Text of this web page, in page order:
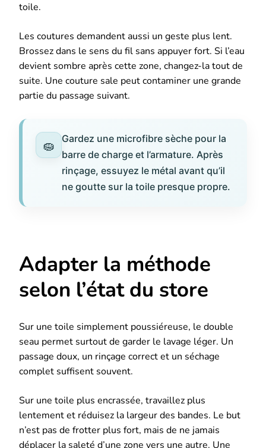
toile.
Les coutures demandent aussi un geste plus lent.
Brossez dans le sens du fil sans appuyer fort. Si l’eau
devient sombre après cette zone, changez-la tout de
suite. Une couture sale peut contaminer une grande
partie du passage suivant.
Gardez une microfibre sèche pour la
barre de charge et l’armature. Après
rinçage, essuyez le métal avant qu’il
ne goutte sur la toile presque propre.
Adapter la méthode
selon l’état du store
Sur une toile simplement poussiéreuse, le double
seau permet surtout de garder le lavage léger. Un
passage doux, un rinçage correct et un séchage
complet suffisent souvent.
Sur une toile plus encrassée, travaillez plus
lentement et réduisez la largeur des bandes. Le but
n’est pas de frotter plus fort, mais de ne jamais
déplacer la saleté d’une zone vers une autre. Une